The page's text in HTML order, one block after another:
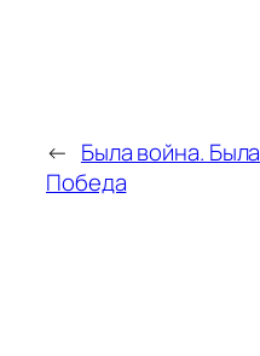
← Была война. Была
Победа